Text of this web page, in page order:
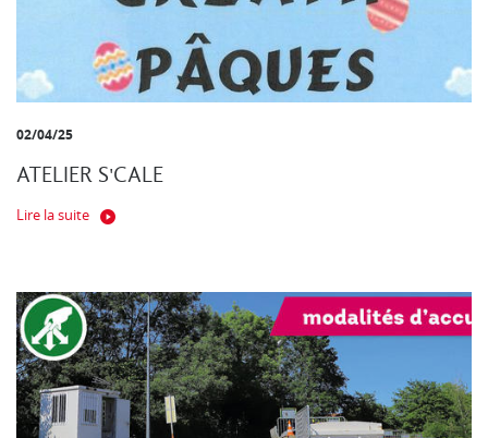
02/04/25
ATELIER S'CALE
Lire la suite